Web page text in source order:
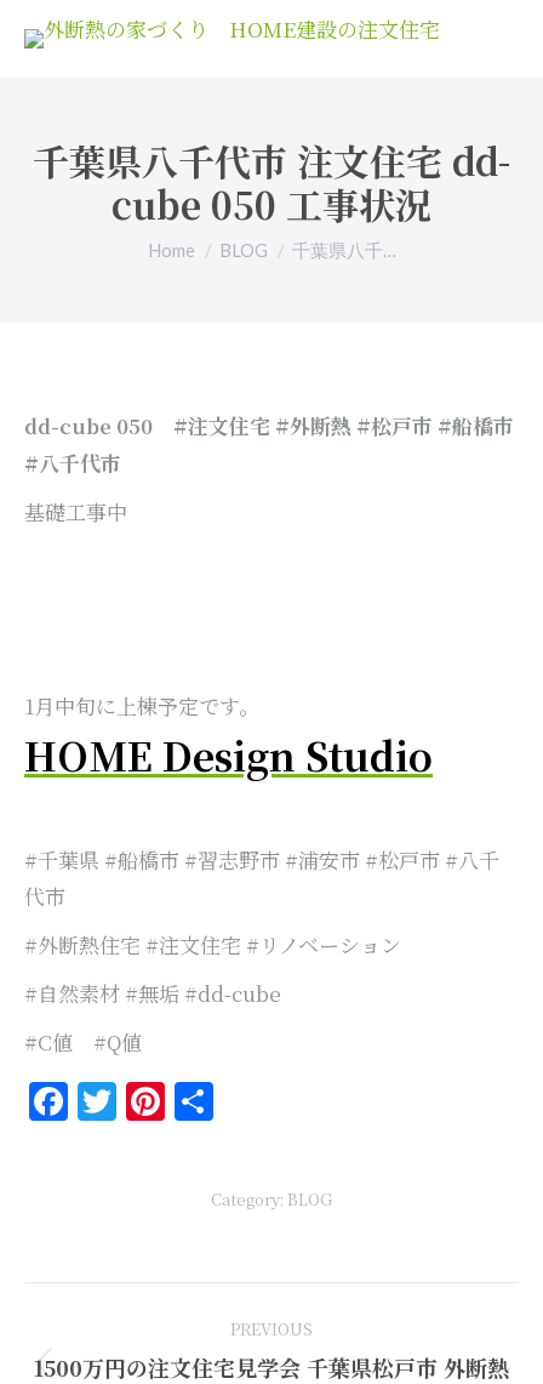
千葉県八千代市 注文住宅 dd-
cube 050 工事状況
You are here:
Home BLOG 千葉県八千…
dd-cube 050
#注文住宅 #外断熱 #松戸市 #船橋市
#八千代市
基礎工事中
1月中旬に上棟予定です。
HOME Design Studio
#千葉県 #船橋市 #習志野市 #浦安市 #松戸市 #八千
代市
#外断熱住宅 #注文住宅 #リノベーション
#自然素材 #無垢 #dd-cube
#C値 #Q値
Facebook
Twitter
Pinterest
Category: BLOG
PREVIOUS
1500万円の注文住宅見学会 千葉県松戸市 外断熱